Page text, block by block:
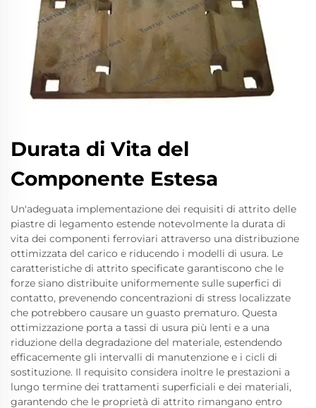
Durata di Vita del
Componente Estesa
Un'adeguata implementazione dei requisiti di attrito delle
piastre di legamento estende notevolmente la durata di
vita dei componenti ferroviari attraverso una distribuzione
ottimizzata del carico e riducendo i modelli di usura. Le
caratteristiche di attrito specificate garantiscono che le
forze siano distribuite uniformemente sulle superfici di
contatto, prevenendo concentrazioni di stress localizzate
che potrebbero causare un guasto prematuro. Questa
ottimizzazione porta a tassi di usura più lenti e a una
riduzione della degradazione del materiale, estendendo
efficacemente gli intervalli di manutenzione e i cicli di
sostituzione. Il requisito considera inoltre le prestazioni a
lungo termine dei trattamenti superficiali e dei materiali,
garantendo che le proprietà di attrito rimangano entro